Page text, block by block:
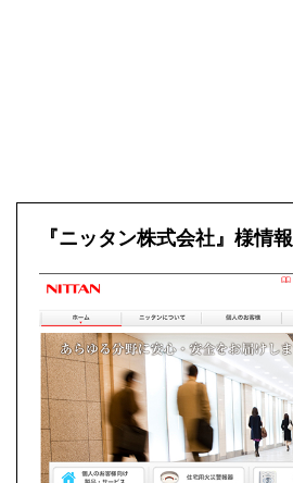
『ニッタン株式会社』様情報